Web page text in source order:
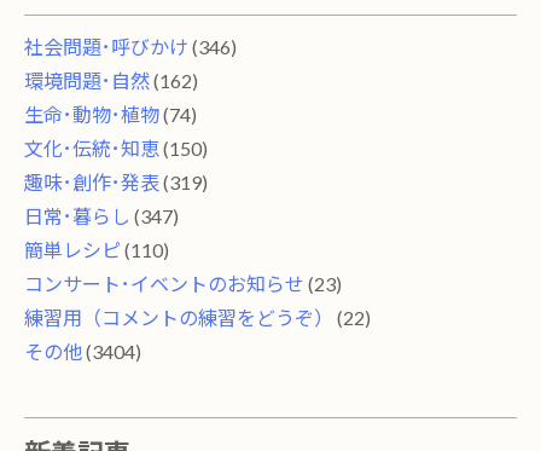
社会問題･呼びかけ (346)
環境問題･自然(162)
生命･動物･植物(74)
文化･伝統･知恵 (150)
趣味･創作･発表(319)
日常･暮らし (347)
簡単レシピ (110)
コンサート･イベントのお知らせ (23)
練習用（コメントの練習をどうぞ）
(22)
その他 (3404)